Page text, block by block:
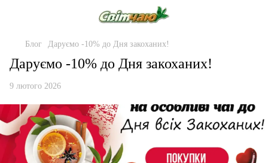
Блог Даруємо -10% до Дня закоханих!
Даруємо -10% до Дня закоханих!
9 лютого 2026